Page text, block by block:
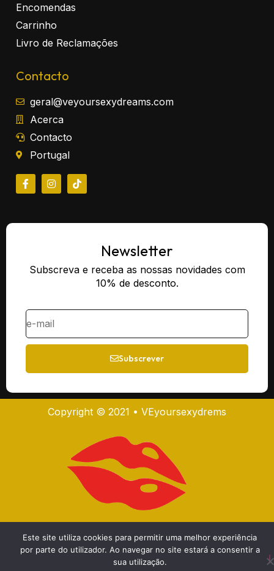
Encomendas
Carrinho
Livro de Reclamações
Contacto
geral@veyoursexydreams.com
Acerca
Contacto
Portugal
Newsletter
Subscreva e receba as nossas novidades com
10% de desconto.
Subscrever
Copyright © 2021 • VEyoursexydrems
Este site utiliza cookies para permitir uma melhor experiência
por parte do utilizador. Ao navegar no site estará a consentir a
sua utilização.